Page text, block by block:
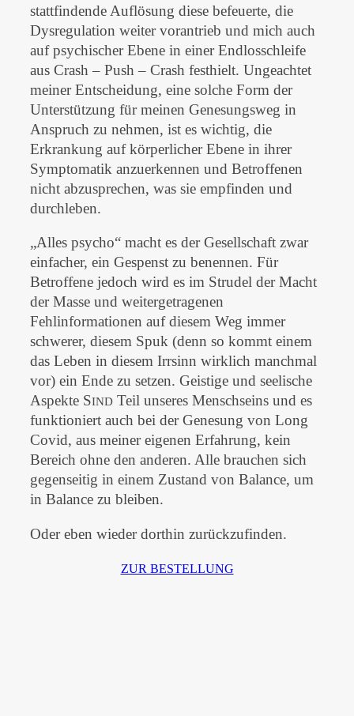
stattfindende Auflösung diese befeuerte, die
Dysregulation weiter vorantrieb und mich auch
auf psychischer Ebene in einer Endlosschleife
aus Crash – Push – Crash festhielt. Ungeachtet
meiner Entscheidung, eine solche Form der
Unterstützung für meinen Genesungsweg in
Anspruch zu nehmen, ist es wichtig, die
Erkrankung auf körperlicher Ebene in ihrer
Symptomatik anzuerkennen und Betroffenen
nicht abzusprechen, was sie empfinden und
durchleben.
„Alles psycho“ macht es der Gesellschaft zwar
einfacher, ein Gespenst zu benennen. Für
Betroffene jedoch wird es im Strudel der Macht
der Masse und weitergetragenen
Fehlinformationen auf diesem Weg immer
schwerer, diesem Spuk (denn so kommt einem
das Leben in diesem Irrsinn wirklich manchmal
vor) ein Ende zu setzen. Geistige und seelische
Aspekte SIND Teil unseres Menschseins und es
funktioniert auch bei der Genesung von Long
Covid, aus meiner eigenen Erfahrung, kein
Bereich ohne den anderen. Alle brauchen sich
gegenseitig in einem Zustand von Balance, um
in Balance zu bleiben.
Oder eben wieder dorthin zurückzufinden.
ZUR BESTELLUNG